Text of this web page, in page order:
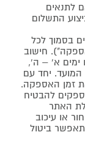
לתנאים
התשלום
בסמוך לכל
חישוב
ימים א' – ה',
המועד. יחד עם
זמן האספקה.
להבטיח
האתר
או עיכוב
ביטול